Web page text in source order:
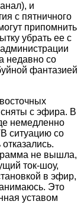
и
с пятничного
припомнить
убрать ее с
недавно со
фантазией
сняты с эфира. В
немедленно
ситуацию со
не вышла,
ток-шоу,
в эфир,
Это
уставом